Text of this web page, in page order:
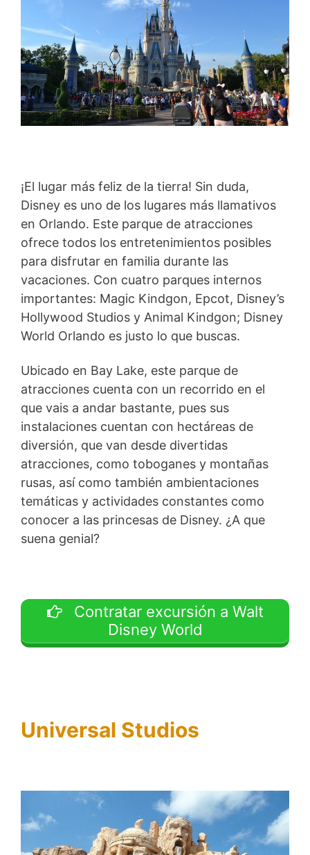
¡El lugar más feliz de la tierra! Sin duda,
Disney es uno de los lugares más llamativos
en Orlando. Este parque de atracciones
ofrece todos los entretenimientos posibles
para disfrutar en familia durante las
vacaciones. Con cuatro parques internos
importantes: Magic Kindgon, Epcot, Disney’s
Hollywood Studios y Animal Kindgon; Disney
World Orlando es justo lo que buscas.
Ubicado en Bay Lake, este parque de
atracciones cuenta con un recorrido en el
que vais a andar bastante, pues sus
instalaciones cuentan con hectáreas de
diversión, que van desde divertidas
atracciones, como toboganes y montañas
rusas, así como también ambientaciones
temáticas y actividades constantes como
conocer a las princesas de Disney. ¿A que
suena genial?
Contratar excursión a Walt
Disney World
Universal Studios